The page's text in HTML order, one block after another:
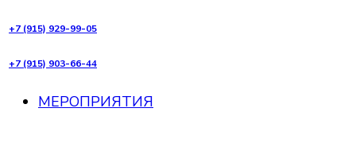
+7 (915) 929-99-05
+7 (915) 903-66-44
МЕРОПРИЯТИЯ